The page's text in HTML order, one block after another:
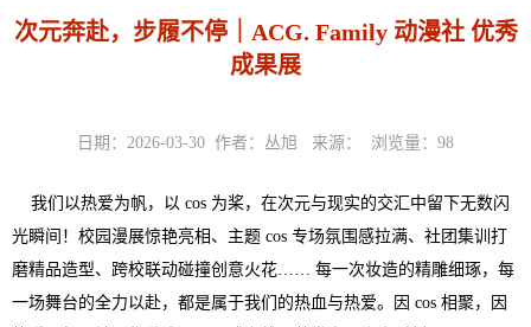
次元奔赴，步履不停｜ACG. Family 动漫社 优秀
成果展
日期：2026-03-30 作者：丛旭 来源： 浏览量： 98
我们以热爱为帆，以 cos 为桨，在次元与现实的交汇中留下无数闪
光瞬间！校园漫展惊艳亮相、主题 cos 专场氛围感拉满、社团集训打
磨精品造型、跨校联动碰撞创意火花…… 每一次妆造的精雕细琢，每
一场舞台的全力以赴，都是属于我们的热血与热爱。因 cos 相聚，因